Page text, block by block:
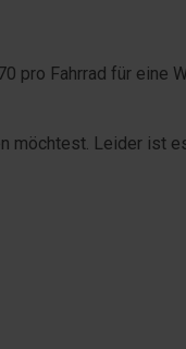
pro Fahrrad für eine
möchtest. Leider ist